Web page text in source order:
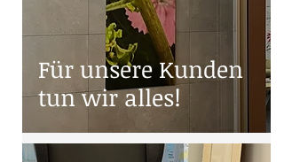
Für unsere Kunden
tun wir alles!